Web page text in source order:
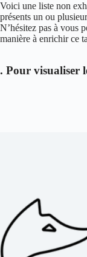
Voici une liste non
présents un ou
N’hésitez pas à vous
manière à enrichir ce
. Pour visualiser